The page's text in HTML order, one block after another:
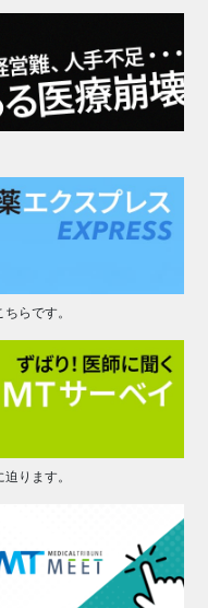
らです。
ります。